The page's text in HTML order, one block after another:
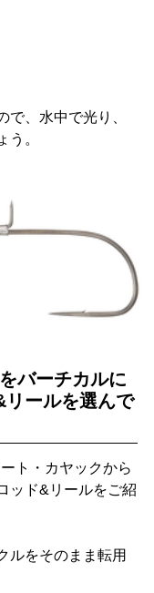
で、水中で光り、
う。
バーチカルに
ールを選んで
ト・カヤックから
ッド&リールをご紹
ルをそのまま転用